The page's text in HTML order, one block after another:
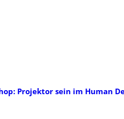
Projektor sein im Human